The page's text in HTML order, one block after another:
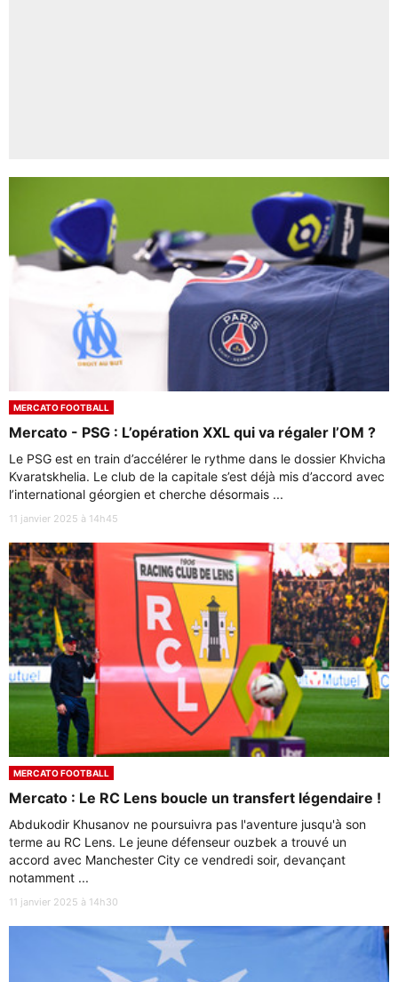
MERCATO FOOTBALL
Mercato - PSG : L’opération XXL qui va régaler l’OM ?
Le PSG est en train d’accélérer le rythme dans le dossier Khvicha
Kvaratskhelia. Le club de la capitale s’est déjà mis d’accord avec
l’international géorgien et cherche désormais ...
11 janvier 2025 à 14h45
MERCATO FOOTBALL
Mercato : Le RC Lens boucle un transfert légendaire !
Abdukodir Khusanov ne poursuivra pas l'aventure jusqu'à son
terme au RC Lens. Le jeune défenseur ouzbek a trouvé un
accord avec Manchester City ce vendredi soir, devançant
notamment ...
11 janvier 2025 à 14h30